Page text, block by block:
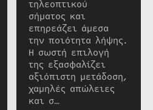
τηλεοπτικού
σήματος και
επηρεάζει άμεσα
την ποιότητα λήψης.
Η σωστή επιλογή
της εξασφαλίζει
αξιόπιστη μετάδοση,
χαμηλές απώλειες
και σ…